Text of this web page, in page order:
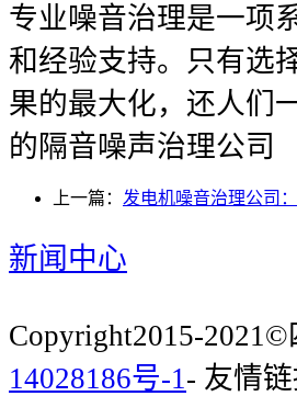
专业噪音治理是一项
和经验支持。只有选
果的最大化，还人们
的隔音噪声治理公司
上一篇： 发电机噪音治理公司
新闻中心
Copyright2015-
14028186号-1 - 友情链